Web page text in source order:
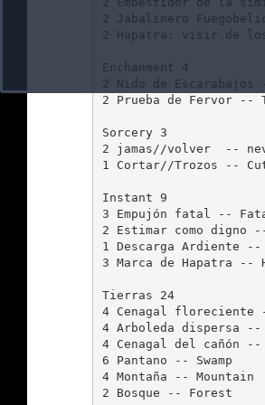
2 Jabalinero
2 Hapatra: visir de
Enchanment 4
2 Nido de
2 Prueba de
Sorcery 3
2 jamas//volver  --
1 Cortar//Trozos --
Instant 9
3 Empujón fatal
2 Estimar como
1 Descarga
3 Marca de
Tierras 24
4 Cenagal floreciente
4 Arboleda dispersa --
4 Cenagal del cañón
6 Pantano -- Swamp
4 Montaña -- Mountain
2 Bosque -- Forest